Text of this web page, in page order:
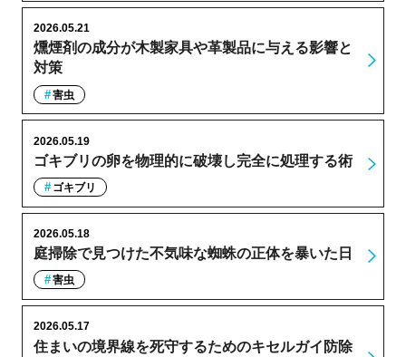
燻煙剤の成分が木製家具や革製品に与える影響と
対策
2026.05.21
害虫
ゴキブリの卵を物理的に破壊し完全に処理する術
2026.05.19
ゴキブリ
庭掃除で見つけた不気味な蜘蛛の正体を暴いた日
2026.05.18
害虫
住まいの境界線を死守するためのキセルガイ防除
2026.05.17